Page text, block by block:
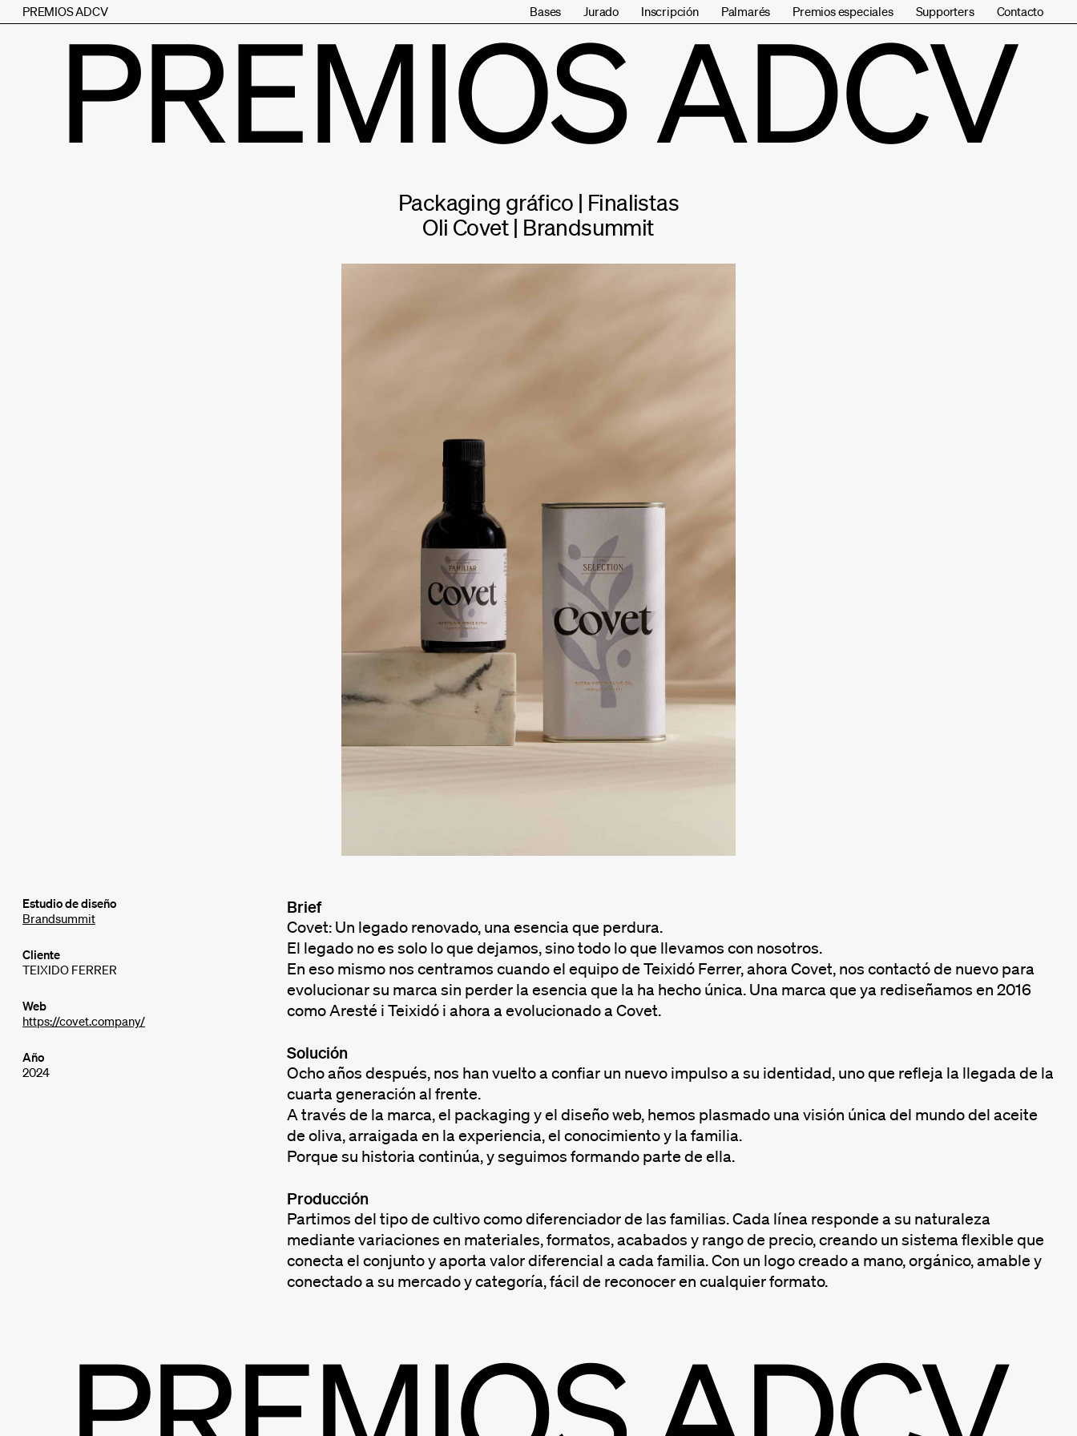
PREMIOS ADCV Bases Jurado Inscripción Palmarés Premios especiales Supporters Contacto
PREMIOS ADCV
Packaging gráfico | Finalistas
Oli Covet | Brandsummit
Estudio de diseño
Brandsummit
Cliente
TEIXIDO FERRER
Web
https://covet.company/
Año
2024
Brief
Covet: Un legado renovado, una esencia que perdura.
El legado no es solo lo que dejamos, sino todo lo que llevamos con nosotros.
En eso mismo nos centramos cuando el equipo de Teixidó Ferrer, ahora Covet, nos contactó de nuevo para
evolucionar su marca sin perder la esencia que la ha hecho única. Una marca que ya rediseñamos en 2016
como Aresté i Teixidó i ahora a evolucionado a Covet.
Solución
Ocho años después, nos han vuelto a confiar un nuevo impulso a su identidad, uno que refleja la llegada de la
cuarta generación al frente.
A través de la marca, el packaging y el diseño web, hemos plasmado una visión única del mundo del aceite
de oliva, arraigada en la experiencia, el conocimiento y la familia.
Porque su historia continúa, y seguimos formando parte de ella.
Producción
Partimos del tipo de cultivo como diferenciador de las familias. Cada línea responde a su naturaleza
mediante variaciones en materiales, formatos, acabados y rango de precio, creando un sistema flexible que
conecta el conjunto y aporta valor diferencial a cada familia. Con un logo creado a mano, orgánico, amable y
conectado a su mercado y categoría, fácil de reconocer en cualquier formato.